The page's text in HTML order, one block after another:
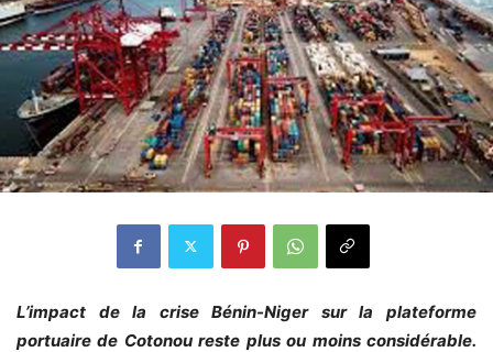
L’impact de la crise Bénin-Niger sur la plateforme
portuaire de Cotonou reste plus ou moins considérable.